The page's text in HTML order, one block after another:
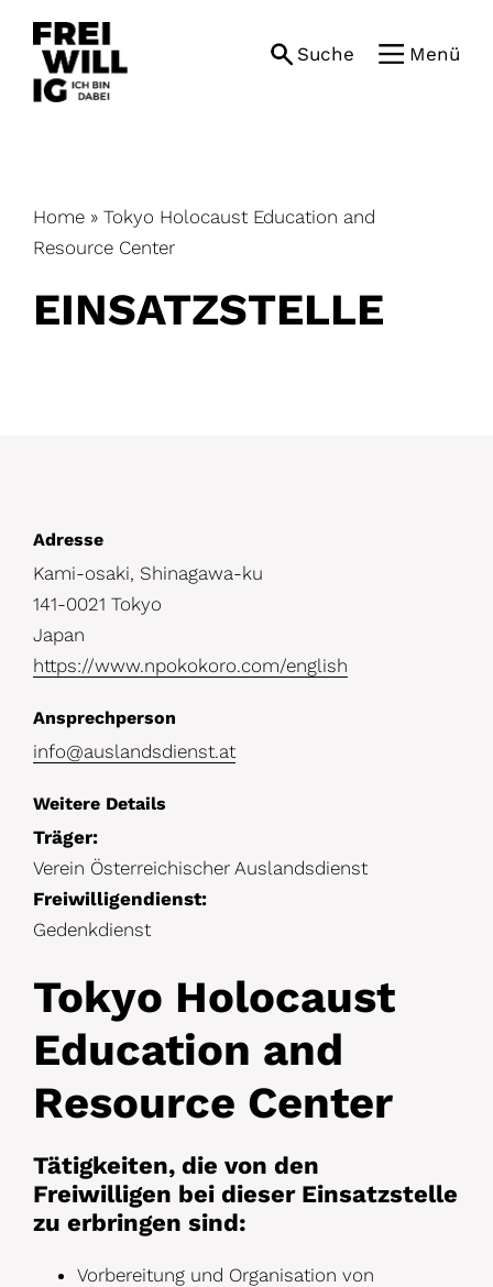
content
Suche Menü
Home » Tokyo Holocaust Education and
Resource Center
EINSATZ­STELLE
D
e
t
a
l
s
Adresse
Kami-osaki, Shinagawa-ku
141-0021 Tokyo
Japan
https://www.npokokoro.com/english
Ansprechperson
info@auslandsdienst.at
Weitere Details
Träger:
Verein Österreichischer Auslandsdienst
Freiwilligendienst:
Gedenkdienst
Tokyo Holocaust
Education and
Resource Center
Tätigkeiten, die von den
Freiwilligen bei dieser Einsatzstelle
zu erbringen sind:
Vorbereitung und Organisation von